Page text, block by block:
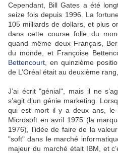
Cependant, Bill Gates a été
seize fois depuis 1996. La
105 milliards de dollars, et plus
dans cette course folle du
quand même deux Français,
du monde, et Françoise
Bettencourt , en quinzième
de L’Oréal était au deuxième
J’ai écrit "génial", mais il ne
s’agit d’un génie marketing.
qui est mort il y a deux ans, le
Microsoft en avril 1975 (la
1976), l’idée de faire de la
"soft" dans le marché
majeur du marché était IBM, et